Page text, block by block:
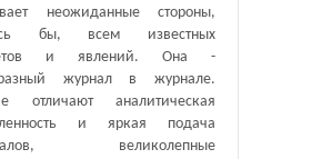
неожиданные стороны,
бы, всем известных
и явлений. Она -
журнал в журнале.
отличают аналитическая
и яркая подача
великолепные